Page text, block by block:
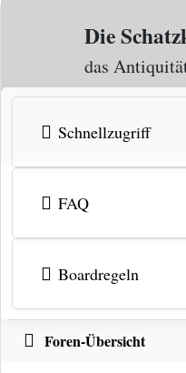
Zum Inhalt
Die
das
Schnellzugriff
FAQ
Boardregeln
Foren-Übersicht